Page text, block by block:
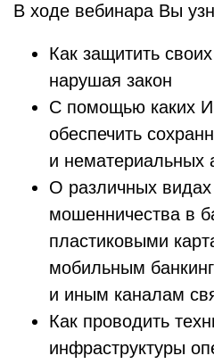
В ходе вебинара Вы
Как защитить
нарушая закон
С помощью каких
обеспечить
и нематериальных
О различных
мошенничества в
пластиковыми
мобильным
и иным каналам
Как проводить
инфраструктуры